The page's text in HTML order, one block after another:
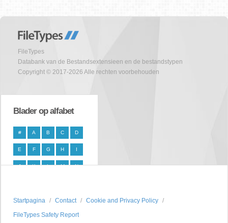
FileTypes
Databank van de Bestandsextensieen en de bestandstypen
Copyright © 2017-2026 Alle rechten voorbehouden
Blader op alfabet
# A B C D
E F G H I
J K L M N
T U W X
Y Z
Startpagina Contact
Cookie and Privacy Policy
FileTypes Safety Report